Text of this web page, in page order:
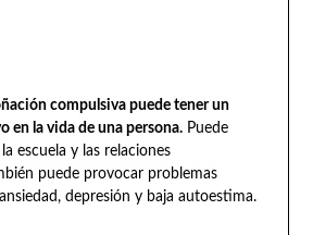
compulsiva puede tener un
en la vida de una persona.Puede
escuela y las relaciones
puede provocar problemas
depresión y baja autoestima.